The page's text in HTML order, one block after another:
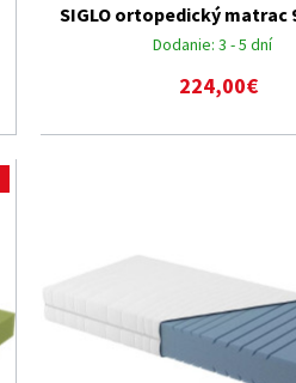
Dodanie: 3 - 5 dní
SIGLO ortopedický matrac
224,00€